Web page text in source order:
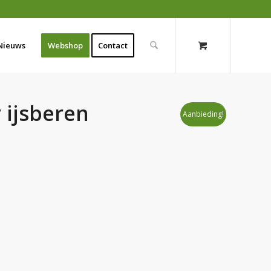
Webshop Contact
Aanbieding!